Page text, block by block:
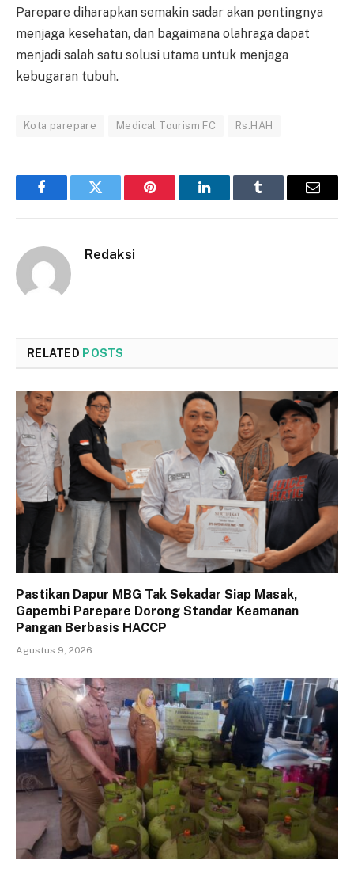
Parepare diharapkan semakin sadar akan pentingnya
menjaga kesehatan, dan bagaimana olahraga dapat
menjadi salah satu solusi utama untuk menjaga
kebugaran tubuh.
Kota parepare Medical Tourism FC Rs.HAH
FacebookTwitter Pinterest LinkedInTumblr Email
Redaksi
RELATED POSTS
Pastikan Dapur MBG Tak Sekadar Siap Masak,
Gapembi Parepare Dorong Standar Keamanan
Pangan Berbasis HACCP
Agustus 9, 2026